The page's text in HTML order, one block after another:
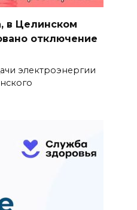
в Целинском
отключение
электроэнергии